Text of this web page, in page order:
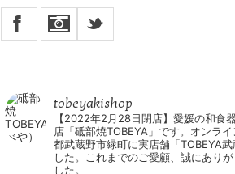
X _
tobeyakishop
【2022年2月28日閉店】愛媛の和食
店「砥部焼TOBEYA」です。オンラ
都武蔵野市緑町に実店舗「TOBEYA武
した。これまでのご愛顧、誠にあり
した。